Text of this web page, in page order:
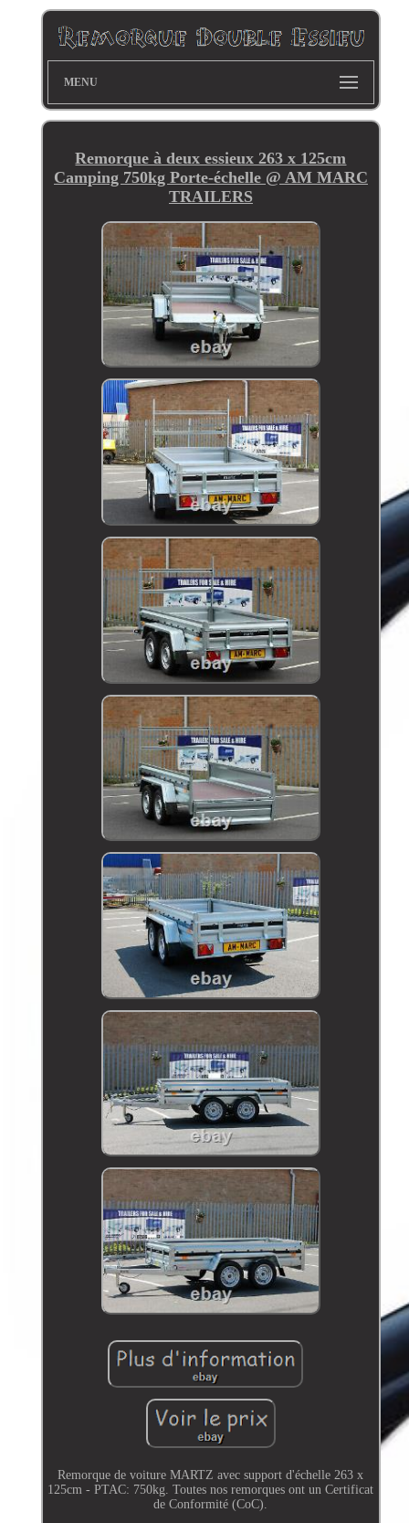
MENU
Remorque à deux essieux 263 x 125cm
Camping 750kg Porte-échelle @ AM MARC
TRAILERS
Remorque de voiture MARTZ avec support d'échelle 263 x
125cm - PTAC: 750kg. Toutes nos remorques ont un Certificat
de Conformité (CoC).